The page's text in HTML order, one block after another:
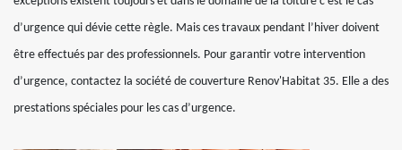
d’urgence qui dévie cette règle. Mais ces travaux pendant l’hiver doivent
être effectués par des professionnels. Pour garantir votre intervention
d’urgence, contactez la société de couverture Renov'Habitat 35. Elle a des
prestations spéciales pour les cas d’urgence.